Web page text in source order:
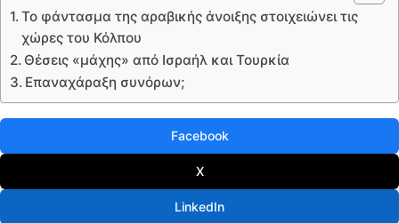
Το φάντασμα της αραβικής άνοιξης στοιχειώνει τις
χώρες του Κόλπου
Θέσεις «μάχης» από Ισραήλ και Τουρκία
Επαναχάραξη συνόρων;
Facebook
X
LinkedIn